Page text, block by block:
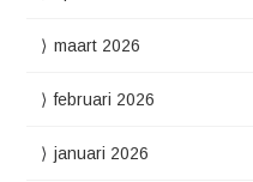
maart 2026
februari 2026
januari 2026